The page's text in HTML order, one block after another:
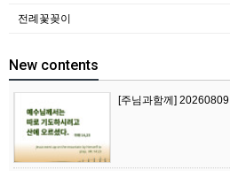
전례꽃꽂이
New contents
[주님과함께] 20260809